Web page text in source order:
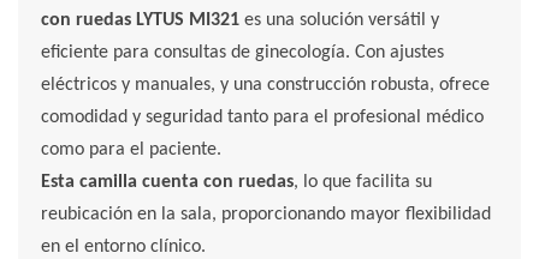
con ruedas LYTUS MI321 es una solución versátil y
eficiente para consultas de ginecología. Con ajustes
eléctricos y manuales, y una construcción robusta, ofrece
comodidad y seguridad tanto para el profesional médico
como para el paciente.
Esta camilla cuenta con ruedas, lo que facilita su
reubicación en la sala, proporcionando mayor flexibilidad
en el entorno clínico.